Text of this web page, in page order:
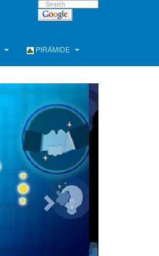
PIRÁMIDE